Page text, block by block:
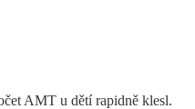
AMT u dětí rapidně klesl.